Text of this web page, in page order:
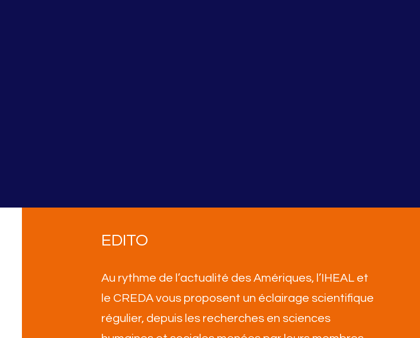
EDITO
Au rythme de l’actualité des Amériques, l’IHEAL et
le CREDA vous proposent un éclairage scientifique
régulier, depuis les recherches en sciences